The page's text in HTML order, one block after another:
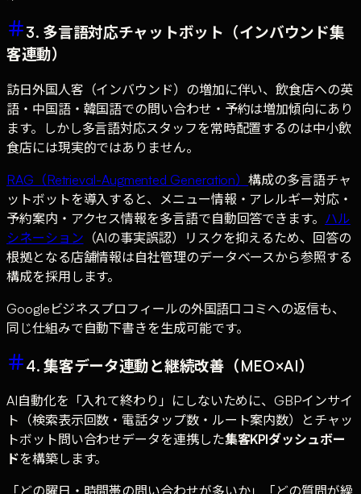
3. 多言語対応チャットボット（インバウンド集
客連動）
訪日外国人客（インバウンド）の増加に伴い、飲食店への英
語・中国語・韓国語での問い合わせ・予約は増加傾向にあり
ます。しかし多言語対応スタッフを常時配置するのは中小飲
食店には現実的ではありません。
RAG（Retrieval-Augmented Generation）構成の多言語チャ
ットボットを導入すると、メニュー情報・アレルギー対応・
予約案内・アクセス情報を多言語で自動回答できます。 ハル
シネーション （AIの事実誤認）リスクを抑えるため、回答の
根拠となる店舗情報は自社管理のデータベースから参照する
構成を採用します。
Googleビジネスプロフィールの外国語口コミへの返信も、
同じ仕組みで自動下書きを生成可能です。
4. 集客データ連動と継続改善（MEO×AI）
AI自動化を「入れて終わり」にしないために、GBPインサイ
ト（検索表示回数・電話タップ数・ルート案内数）とチャッ
トボット問い合わせデータを連携した集客KPIダッシュボー
ドを構築します。